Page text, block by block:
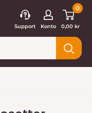
Support Konto
0
0,00 kr